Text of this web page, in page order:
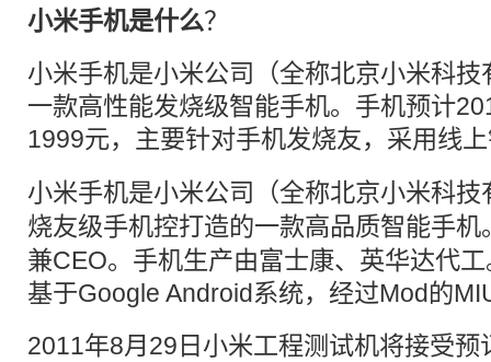
小米手机是什么？
小米手机是小米公司（全称北京小米科
一款高性能发烧级智能手机。手机预计
1999元，主要针对手机发烧友，采用线
小米手机是小米公司（全称北京小米科
烧友级手机控打造的一款高品质智能手机
兼CEO。手机生产由富士康、英华达代
基于Google Android系统，经过Mod的
2011年8月29日小米工程测试机将接受预